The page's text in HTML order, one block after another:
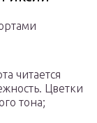
читается
Цветки
тона;